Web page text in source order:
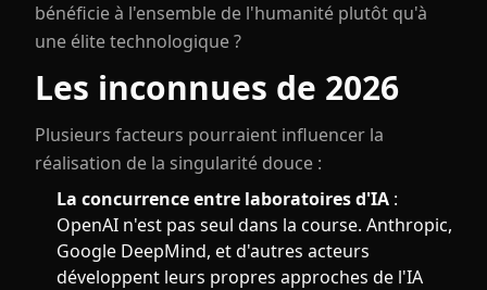
bénéficie à l'ensemble de l'humanité plutôt qu'à
une élite technologique ?
Les inconnues de 2026
Plusieurs facteurs pourraient influencer la
réalisation de la singularité douce :
La concurrence entre laboratoires d'IA :
OpenAI n'est pas seul dans la course. Anthropic,
Google DeepMind, et d'autres acteurs
développent leurs propres approches de l'IA